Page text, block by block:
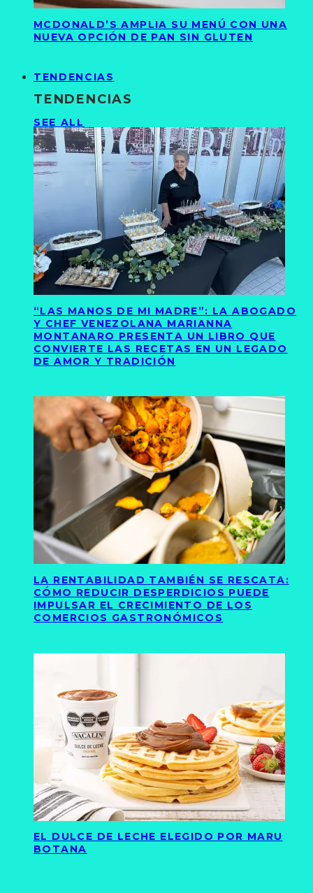
MCDONALD’S AMPLIA SU MENÚ CON UNA
NUEVA OPCIÓN DE PAN SIN GLUTEN
TENDENCIAS
TENDENCIAS
SEE ALL
“LAS MANOS DE MI MADRE”: LA ABOGADO
Y CHEF VENEZOLANA MARIANNA
MONTANARO PRESENTA UN LIBRO QUE
CONVIERTE LAS RECETAS EN UN LEGADO
DE AMOR Y TRADICIÓN
LA RENTABILIDAD TAMBIÉN SE RESCATA:
CÓMO REDUCIR DESPERDICIOS PUEDE
IMPULSAR EL CRECIMIENTO DE LOS
COMERCIOS GASTRONÓMICOS
EL DULCE DE LECHE ELEGIDO POR MARU
BOTANA